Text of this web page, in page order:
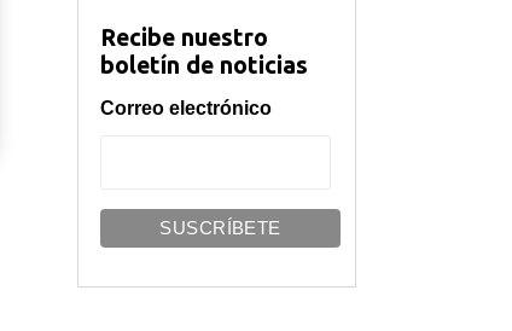
Recibe nuestro
boletín de noticias
Correo electrónico